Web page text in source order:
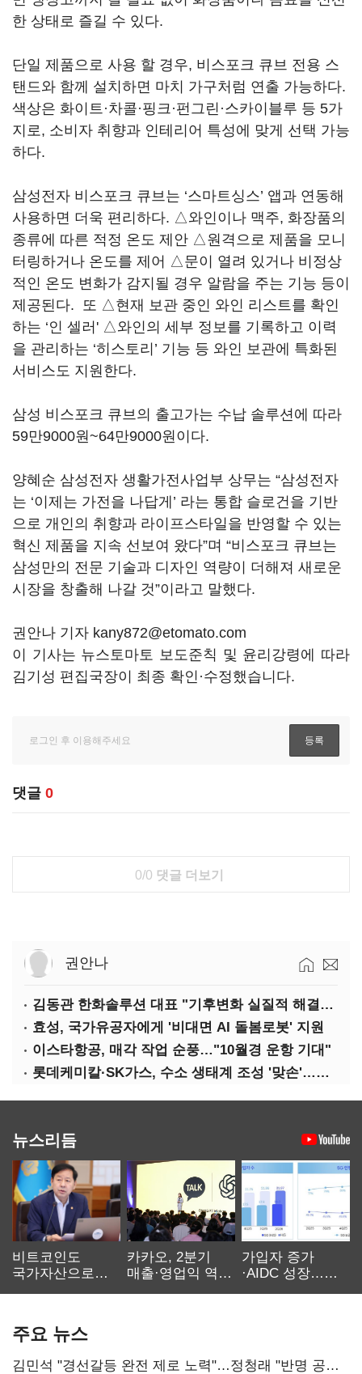
한 상태로 즐길 수 있다.
단일 제품으로 사용 할 경우, 비스포크 큐브 전용 스
탠드와 함께 설치하면 마치 가구처럼 연출 가능하다.
색상은 화이트·차콜·핑크·펀그린·스카이블루 등 5가
지로, 소비자 취향과 인테리어 특성에 맞게 선택 가능
하다.
삼성전자 비스포크 큐브는 ‘스마트싱스’ 앱과 연동해
사용하면 더욱 편리하다. △와인이나 맥주, 화장품의
종류에 따른 적정 온도 제안 △원격으로 제품을 모니
터링하거나 온도를 제어 △문이 열려 있거나 비정상
적인 온도 변화가 감지될 경우 알람을 주는 기능 등이
제공된다. 또 △현재 보관 중인 와인 리스트를 확인
하는 ‘인 셀러' △와인의 세부 정보를 기록하고 이력
을 관리하는 ‘히스토리’ 기능 등 와인 보관에 특화된
서비스도 지원한다.
삼성 비스포크 큐브의 출고가는 수납 솔루션에 따라
59만9000원~64만9000원이다.
양혜순 삼성전자 생활가전사업부 상무는 “삼성전자
는 ‘이제는 가전을 나답게’ 라는 통합 슬로건을 기반
으로 개인의 취향과 라이프스타일을 반영할 수 있는
혁신 제품을 지속 선보여 왔다”며 “비스포크 큐브는
삼성만의 전문 기술과 디자인 역량이 더해져 새로운
시장을 창출해 나갈 것”이라고 말했다.
권안나 기자 kany872@etomato.com
이 기사는 뉴스토마토 보도준칙 및 윤리강령에 따라
김기성 편집국장이 최종 확인·수정했습니다.
댓글 0
0/0 댓글 더보기
권안나
김동관 한화솔루션 대표 "기후변화 실질적 해결책 제시"
효성, 국가유공자에게 '비대면 AI 돌봄로봇' 지원
이스타항공, 매각 작업 순풍…"10월경 운항 기대"
롯데케미칼·SK가스, 수소 생태계 조성 '맞손'…연내 JV 설립
뉴스리듬
비트코인도
국가자산으로…'
카카오, 2분기
매출·영업익 역대
가입자 증가
·AIDC 성장…
주요 뉴스
김민석 "경선갈등 완전 제로 노력"…정청래 "반명 공세